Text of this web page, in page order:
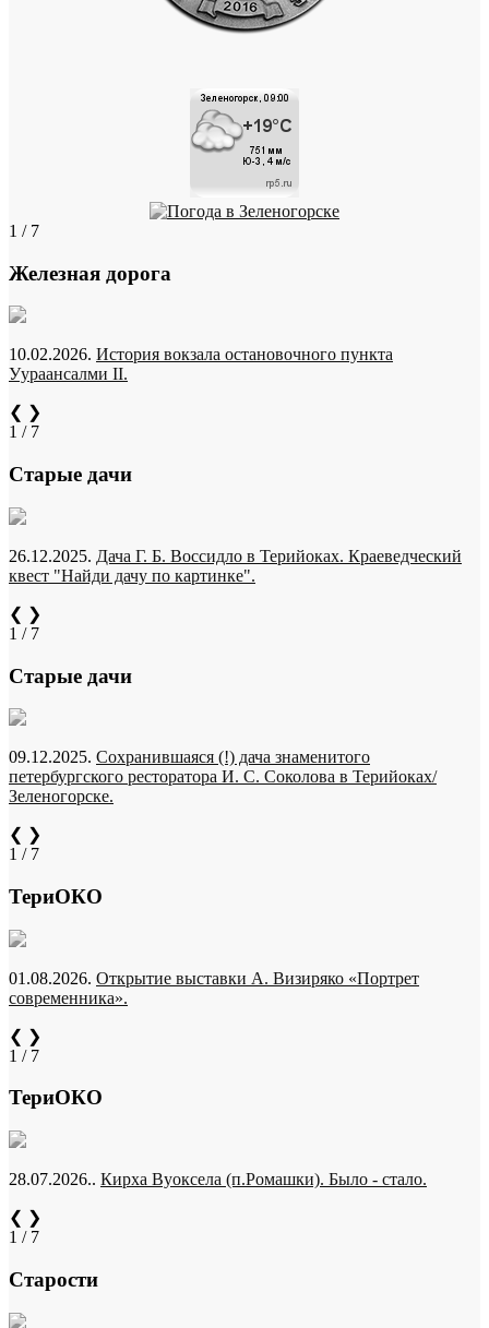
1 / 7
Железная дорога
10.02.2026. История вокзала остановочного пункта
Уураансалми II.
❮ ❯
1 / 7
Старые дачи
26.12.2025. Дача Г. Б. Воссидло в Терийоках. Краеведческий
квест "Найди дачу по картинке".
❮ ❯
1 / 7
Старые дачи
09.12.2025. Сохранившаяся (!) дача знаменитого
петербургского ресторатора И. С. Соколова в Терийоках/
Зеленогорске.
❮ ❯
1 / 7
ТериОКО
01.08.2026. Открытие выставки А. Визиряко «Портрет
современника».
❮ ❯
1 / 7
ТериОКО
28.07.2026.. Кирха Вуоксела (п.Ромашки). Было - стало.
❮ ❯
1 / 7
Старости